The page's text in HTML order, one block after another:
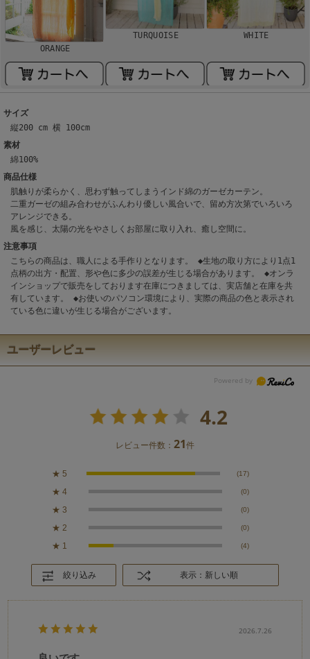
ORANGE
TURQUOISE WHITE
サイズ
縦200 cm 横 100cm
素材
綿100%
商品仕様
肌触りが柔らかく、思わず触ってしまうインド綿のガーゼカーテン。
二重ガーゼの組み合わせがふんわり優しい風合いで、留め方次第でいろいろ
アレンジできる。
風を感じ、太陽の光をやさしくお部屋に取り入れ、癒し空間に。
注意事項
こちらの商品は、職人による手作りとなります。 ◆生地の取り方により1点1
点柄の出方・配置、形や色に多少の誤差が生じる場合があります。 ◆オンラ
インショップで販売をしております在庫につきましては、実店舗と在庫を共
有しています。 ◆お使いのパソコン環境により、実際の商品の色と表示され
ている色に違いが生じる場合がございます。
ユーザーレビュー
4.2
レビュー件数： 21件
★ 5 (17)
★ 4 (0)
★ 3 (0)
★ 2 (0)
★ 1 (4)
絞り込み 表示：新しい順
2026.7.26